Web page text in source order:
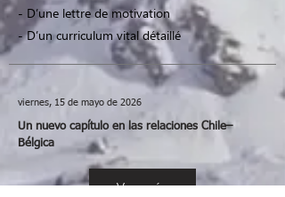
- D’une lettre de motivation
- D’un curriculum vital détaillé
viernes, 15 de mayo de 2026
Un nuevo capítulo en las relaciones Chile–
Bélgica
Ver más